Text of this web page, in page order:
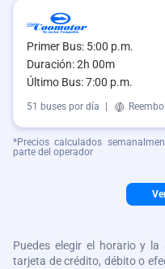
Primer Bus: 5:00 p.m.
Duración: 2h 00m
Último Bus: 7:00 p.m.
51 buses por día
*Precios calculados
parte del operador
Puedes elegir el horario y
tarjeta de crédito, débito o